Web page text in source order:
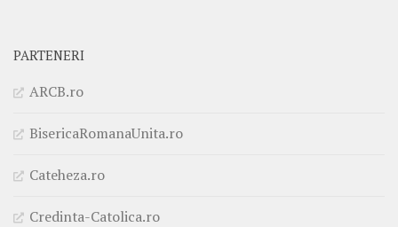
PARTENERI
ARCB.ro
BisericaRomanaUnita.ro
Cateheza.ro
Credinta-Catolica.ro